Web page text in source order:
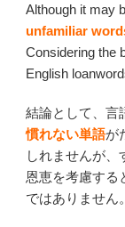
Although it may
unfamiliar
Considering the
English
結論として、言
慣れない単語が
しれませんが、
恩恵を考慮する
ではありません。